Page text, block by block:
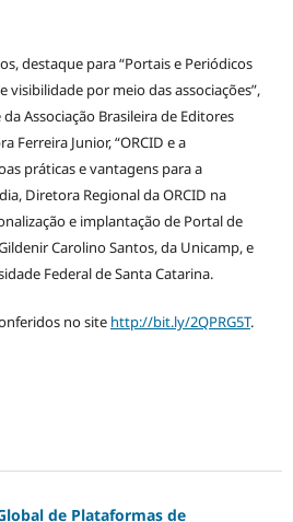
destaque para “Portais e Periódicos
visibilidade por meio das associações”,
Associação Brasileira de Editores
Ferreira Junior, “ORCID e a
práticas e vantagens para a
Diretora Regional da ORCID na
e implantação de Portal de
Carolino Santos, da Unicamp, e
Federal de Santa Catarina.
no site http://bit.ly/2QPRG5T.
de Plataformas de